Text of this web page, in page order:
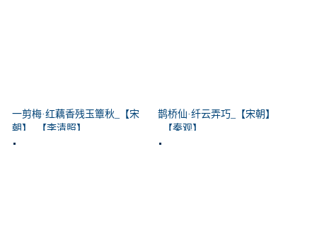
一剪梅·红藕香残玉簟秋_【宋
朝】_【李清照】
鹊桥仙·纤云弄巧_【宋朝】
_【秦观】